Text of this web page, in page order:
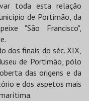
toda esta relação
de Portimão, da
"São Francisco",
dos finais do séc. XIX,
de Portimão, pólo
das origens e da
e dos aspetos mais